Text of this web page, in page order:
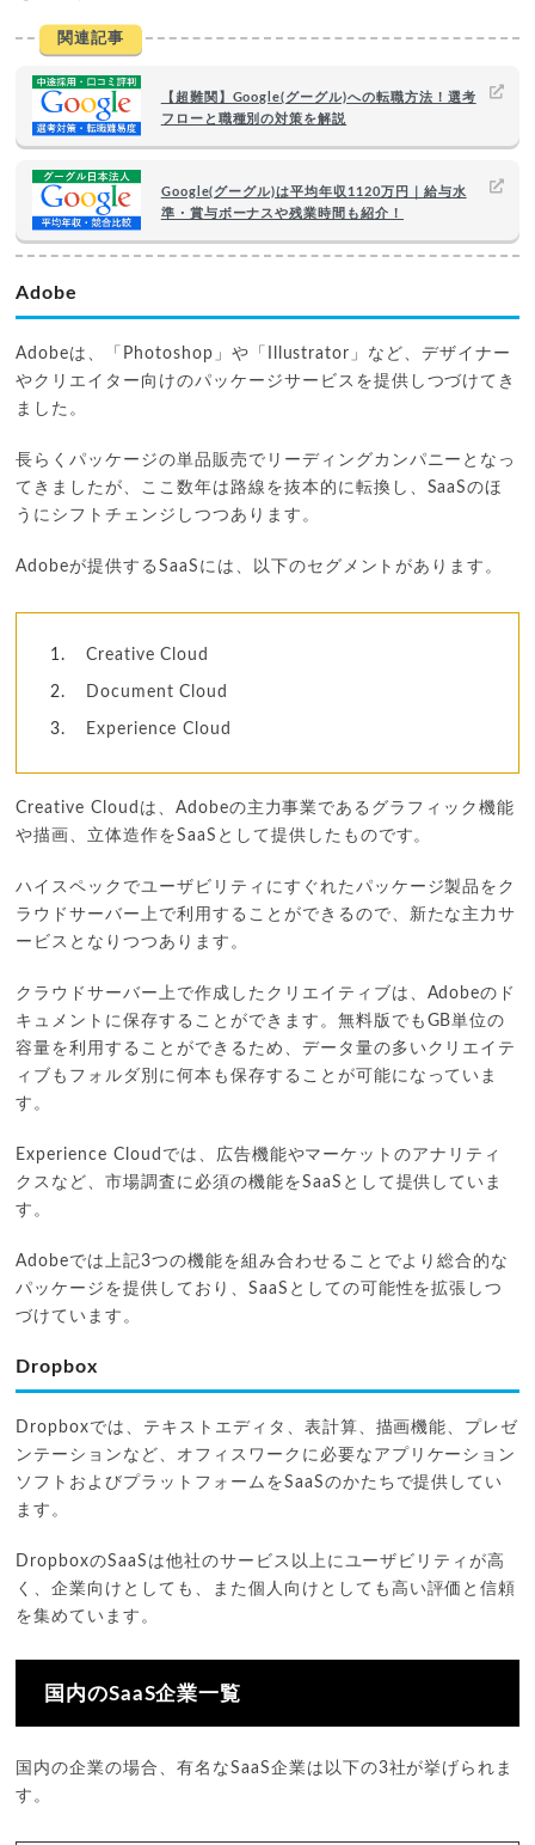
関連記事
【超難関】Google(グーグル)への転職方法！選考
フローと職種別の対策を解説
Google(グーグル)は平均年収1120万円｜給与水
準・賞与ボーナスや残業時間も紹介！
Adobe
Adobeは、「Photoshop」や「Illustrator」など、デザイナー
やクリエイター向けのパッケージサービスを提供しつづけてき
ました。
長らくパッケージの単品販売でリーディングカンパニーとなっ
てきましたが、ここ数年は路線を抜本的に転換し、SaaSのほ
うにシフトチェンジしつつあります。
Adobeが提供するSaaSには、以下のセグメントがあります。
Creative Cloud
Document Cloud
Experience Cloud
Creative Cloudは、Adobeの主力事業であるグラフィック機能
や描画、立体造作をSaaSとして提供したものです。
ハイスペックでユーザビリティにすぐれたパッケージ製品をク
ラウドサーバー上で利用することができるので、新たな主力サ
ービスとなりつつあります。
クラウドサーバー上で作成したクリエイティブは、Adobeのド
キュメントに保存することができます。無料版でもGB単位の
容量を利用することができるため、データ量の多いクリエイテ
ィブもフォルダ別に何本も保存することが可能になっていま
す。
Experience Cloudでは、広告機能やマーケットのアナリティ
クスなど、市場調査に必須の機能をSaaSとして提供していま
す。
Adobeでは上記3つの機能を組み合わせることでより総合的な
パッケージを提供しており、SaaSとしての可能性を拡張しつ
づけています。
Dropbox
Dropboxでは、テキストエディタ、表計算、描画機能、プレゼ
ンテーションなど、オフィスワークに必要なアプリケーション
ソフトおよびプラットフォームをSaaSのかたちで提供してい
ます。
DropboxのSaaSは他社のサービス以上にユーザビリティが高
く、企業向けとしても、また個人向けとしても高い評価と信頼
を集めています。
国内のSaaS企業一覧
国内の企業の場合、有名なSaaS企業は以下の3社が挙げられま
す。